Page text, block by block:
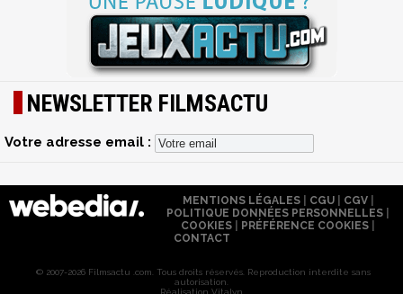
NEWSLETTER FILMSACTU
Votre adresse email :
MENTIONS LÉGALES| CGU| CGV|
POLITIQUE DONNÉES PERSONNELLES
COOKIES
PRÉFÉRENCE COOKIES
CONTACT
© 2007-2026 Filmsactu .com. Tous droits réservés. Reproduction interdite sans
autorisation.
Réalisation Vitalyn